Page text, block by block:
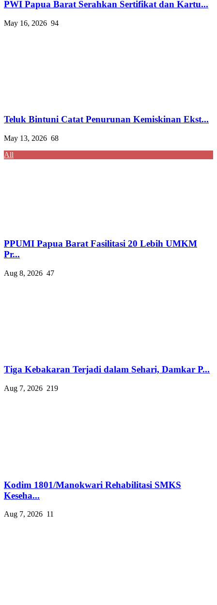
PWI Papua Barat Serahkan Sertifikat dan Kartu...
May 16, 2026 94
Teluk Bintuni Catat Penurunan Kemiskinan Ekst...
May 13, 2026 68
All
PPUMI Papua Barat Fasilitasi 20 Lebih UMKM
Pr...
Aug 8, 2026 47
Tiga Kebakaran Terjadi dalam Sehari, Damkar P...
Aug 7, 2026 219
Kodim 1801/Manokwari Rehabilitasi SMKS
Keseha...
Aug 7, 2026 11